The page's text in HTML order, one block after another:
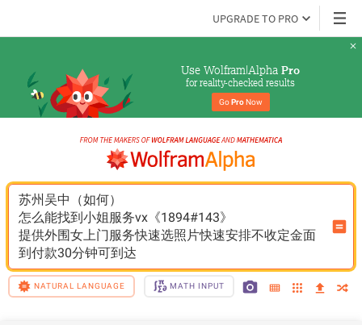
UPGRADE TO PRO
Use Wolfram|Alpha Pro
for reality-checked results
Go Pro Now
苏州吴中（如何）
怎么能找到小姐服务vx《1894#143》
提供外围女上门服务快速选照片快速安排不收定金面
到付款30分钟可到达
NATURAL LANGUAGE MATH INPUT